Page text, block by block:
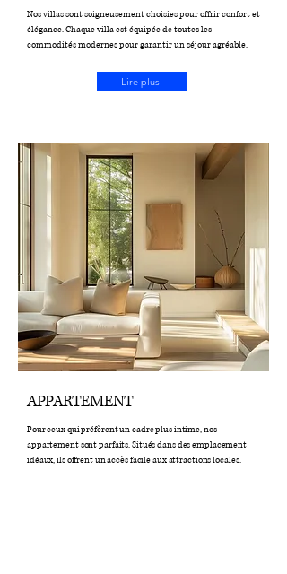
Nos villas sont soigneusement choisies pour offrir confort et
élégance. Chaque villa est équipée de toutes les
commodités modernes pour garantir un séjour agréable.
Lire plus
APPARTEMENT
Pour ceux qui préfèrent un cadre plus intime, nos
appartement sont parfaits. Situés dans des emplacement
idéaux, ils offrent un accès facile aux attractions locales.